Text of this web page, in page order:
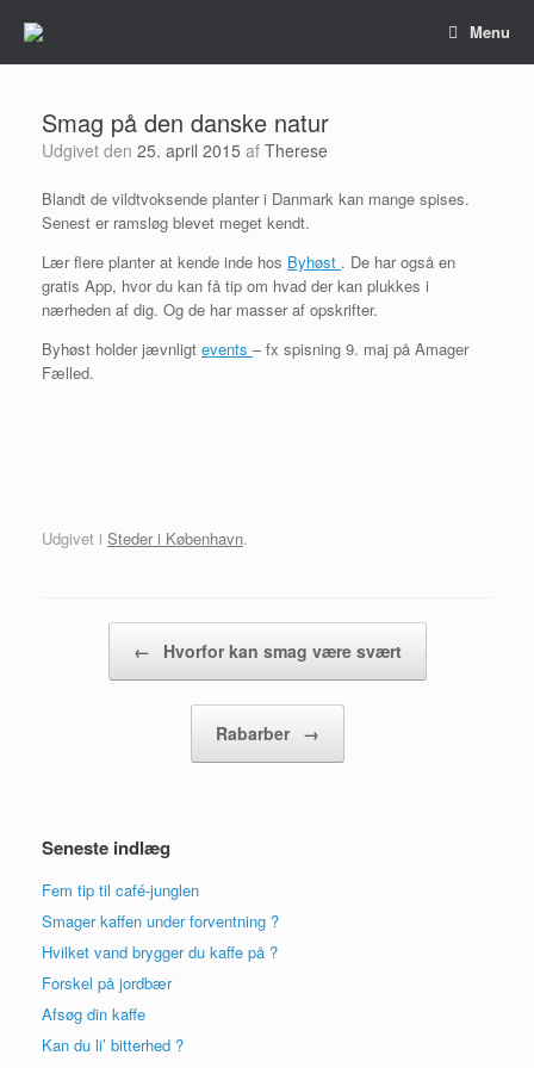
Menu
Smag på den danske natur
Udgivet den 25. april 2015 af Therese
Blandt de vildtvoksende planter i Danmark kan mange spises.
Senest er ramsløg blevet meget kendt.
Lær flere planter at kende inde hos Byhøst . De har også en
gratis App, hvor du kan få tip om hvad der kan plukkes i
nærheden af dig. Og de har masser af opskrifter.
Byhøst holder jævnligt events – fx spisning 9. maj på Amager
Fælled.
Udgivet i Steder i København.
← Hvorfor kan smag være svært
Rabarber →
Seneste indlæg
Fem tip til café-junglen
Smager kaffen under forventning ?
Hvilket vand brygger du kaffe på ?
Forskel på jordbær
Afsøg din kaffe
Kan du li’ bitterhed ?